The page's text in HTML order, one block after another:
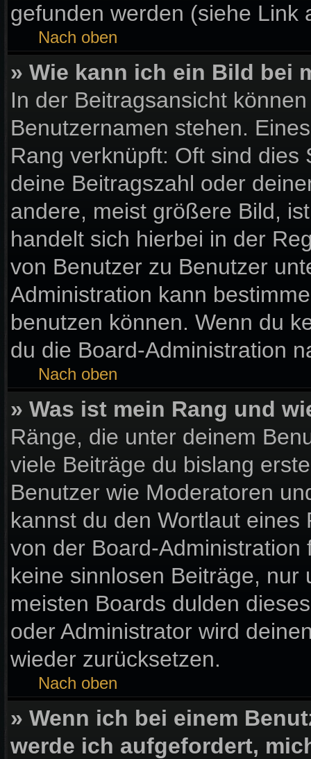
gefunden werden (siehe Link
Nach oben
» Wie kann ich ein Bild bei
In der Beitragsansicht
Benutzernamen stehen.
Rang verknüpft: Oft sind
deine Beitragszahl oder
andere, meist größere Bild,
handelt sich hierbei in der
von Benutzer zu Benutzer
Administration kann
benutzen können. Wenn du
du die Board-Administration
Nach oben
» Was ist mein Rang und
Ränge, die unter deinem
viele Beiträge du bislang
Benutzer wie Moderatoren
kannst du den Wortlaut
von der Board-
keine sinnlosen Beiträge,
meisten Boards dulden
oder Administrator wird
wieder zurücksetzen.
Nach oben
» Wenn ich bei einem
werde ich aufgefordert,